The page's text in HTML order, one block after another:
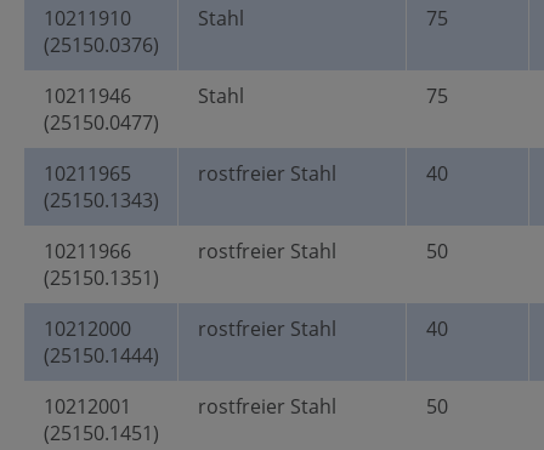
10211910
(25150.0376)
Stahl 75
10211946
(25150.0477)
Stahl 75
10211965
(25150.1343)
rostfreier Stahl 40
10211966
(25150.1351)
rostfreier Stahl 50
10212000
(25150.1444)
rostfreier Stahl 40
10212001
(25150.1451)
rostfreier Stahl 50